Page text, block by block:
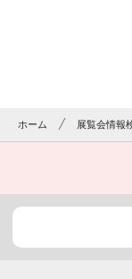
ホーム 展覧会情報